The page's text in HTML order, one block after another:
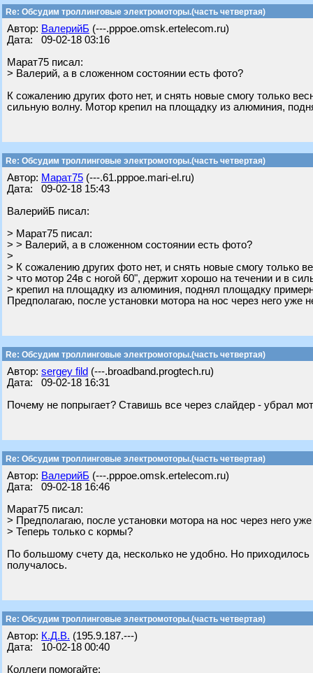
Re: Обсудим троллинговые электромоторы.(часть четвертая)
Автор: ВалерийБ (---.pppoe.omsk.ertelecom.ru)
Дата: 09-02-18 03:16
Марат75 писал:
> Валерий, а в сложенном состоянии есть фото?
К сожалению других фото нет, и снять новые смогу только
сильную волну. Мотор крепил на площадку из алюминия,
Re: Обсудим троллинговые электромоторы.(часть четвертая)
Автор: Марат75 (---.61.pppoe.mari-el.ru)
Дата: 09-02-18 15:43
ВалерийБ писал:
> Марат75 писал:
> > Валерий, а в сложенном состоянии есть фото?
>
> К сожалению других фото нет, и снять новые смогу только
> что мотор 24в с ногой 60", держит хорошо на течении и в
> крепил на площадку из алюминия, поднял площадку
Предполагаю, после установки мотора на нос через него уже
Re: Обсудим троллинговые электромоторы.(часть четвертая)
Автор: sergey fild (---.broadband.progtech.ru)
Дата: 09-02-18 16:31
Почему не попрыгает? Ставишь все через слайдер - убрал
Re: Обсудим троллинговые электромоторы.(часть четвертая)
Автор: ВалерийБ (---.pppoe.omsk.ertelecom.ru)
Дата: 09-02-18 16:46
Марат75 писал:
> Предполагаю, после установки мотора на нос через него
> Теперь только с кормы?
По большому счету да, несколько не удобно. Но приходилось
получалось.
Re: Обсудим троллинговые электромоторы.(часть четвертая)
Автор: К.Д.В. (195.9.187.---)
Дата: 10-02-18 00:40
Коллеги помогайте: